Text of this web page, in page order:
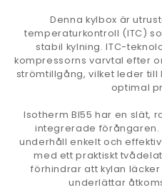
Denna kylbox är
temperaturkontroll (ITC)
stabil kylning. ITC-
kompressorns varvtal efter
strömtillgång, vilket leder
optimal
Isotherm BI55 har en slät,
integrerade
underhåll enkelt och
med ett praktiskt
förhindrar att kylan
underlättar